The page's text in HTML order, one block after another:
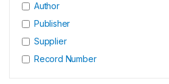
Author
Publisher
Supplier
Record Number